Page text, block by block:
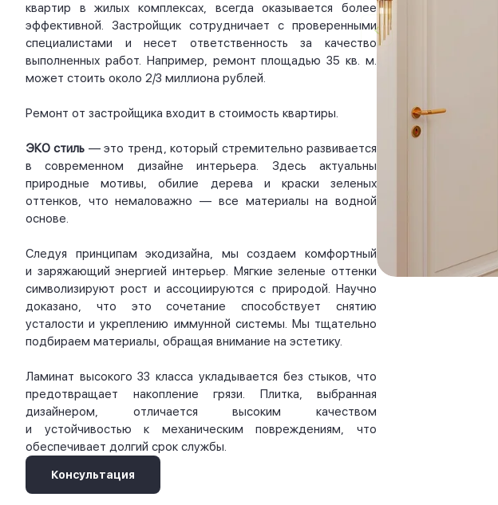
квартир в жилых комплексах, всегда оказывается более
эффективной. Застройщик сотрудничает с проверенными
специалистами и несет ответственность за качество
выполненных работ. Например, ремонт площадью 35 кв. м.
может стоить около 2/3 миллиона рублей.
Ремонт от застройщика входит в стоимость квартиры.
ЭКО стиль — это тренд, который стремительно развивается
в современном дизайне интерьера. Здесь актуальны
природные мотивы, обилие дерева и краски зеленых
оттенков, что немаловажно — все материалы на водной
основе.
Следуя принципам экодизайна, мы создаем комфортный
и заряжающий энергией интерьер. Мягкие зеленые оттенки
символизируют рост и ассоциируются с природой. Научно
доказано, что это сочетание способствует снятию
усталости и укреплению иммунной системы. Мы тщательно
подбираем материалы, обращая внимание на эстетику.
Ламинат высокого 33 класса укладывается без стыков, что
предотвращает накопление грязи. Плитка, выбранная
дизайнером, отличается высоким качеством
и устойчивостью к механическим повреждениям, что
обеспечивает долгий срок службы.
Консультация